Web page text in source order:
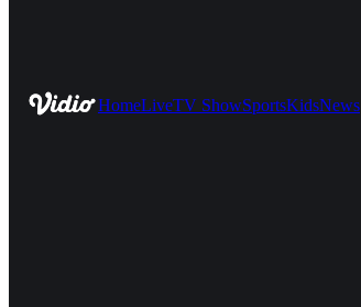
HomeLiveTV ShowSportsKidsNews